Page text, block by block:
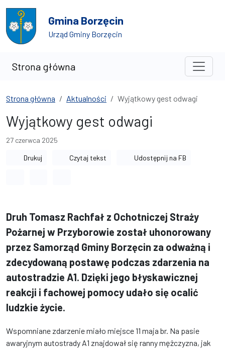
Przejdź do treści
Przejdź do wyszukiwarki
Gmina Borzęcin
Urząd Gminy Borzęcin
Strona główna
Strona główna Aktualności Wyjątkowy gest odwagi
Wyjątkowy gest odwagi
27 czerwca 2025
Drukuj Czytaj tekst Udostępnij na FB
Druh Tomasz Rachfał z Ochotniczej Straży
Pożarnej w Przyborowie został uhonorowany
przez Samorząd Gminy Borzęcin za odważną i
zdecydowaną postawę podczas zdarzenia na
autostradzie A1. Dzięki jego błyskawicznej
reakcji i fachowej pomocy udało się ocalić
ludzkie życie.
Wspomniane zdarzenie miało miejsce 11 maja br. Na pasie
awaryjnym autostrady A1 znajdował się ranny mężczyzna, jak